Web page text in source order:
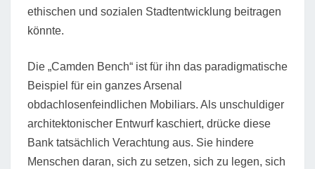
ethischen und sozialen Stadtentwicklung beitragen
könnte.
Die „Camden Bench“ ist für ihn das paradigmatische
Beispiel für ein ganzes Arsenal
obdachlosenfeindlichen Mobiliars. Als unschuldiger
architektonischer Entwurf kaschiert, drücke diese
Bank tatsächlich Verachtung aus. Sie hindere
Menschen daran, sich zu setzen, sich zu legen, sich